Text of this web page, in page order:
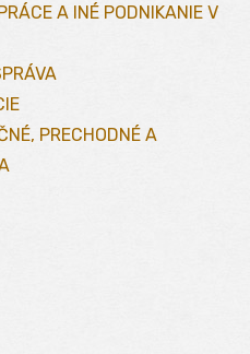
A INÉ PODNIKANIE V
PRECHODNÉ A